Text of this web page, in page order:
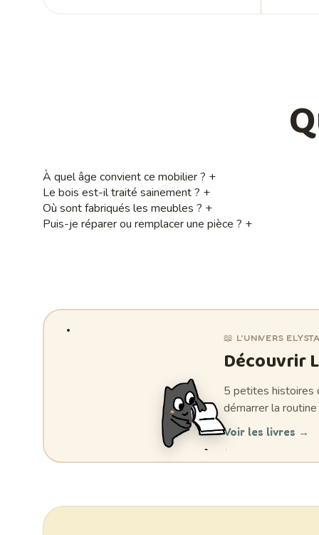
À quel âge convient ce mobilier ? +
Le bois est-il traité sainement ? +
Où sont fabriqués les meubles ? +
Puis-je réparer ou remplacer une pièce ? +
📖 L'UNIVERS ELYSTA
Découvrir
5 petites histoires
démarrer la routine
Voir les livres →